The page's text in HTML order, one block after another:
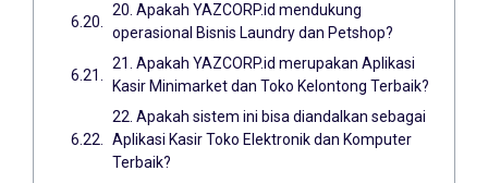
20. Apakah YAZCORP.id mendukung
operasional Bisnis Laundry dan Petshop?
21. Apakah YAZCORP.id merupakan Aplikasi
Kasir Minimarket dan Toko Kelontong Terbaik?
22. Apakah sistem ini bisa diandalkan sebagai
Aplikasi Kasir Toko Elektronik dan Komputer
Terbaik?